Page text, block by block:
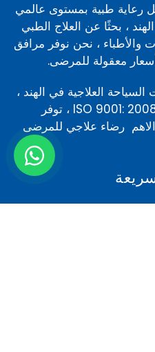
رعاية طبية بمستوى عالمي
، بحثًا عن العلاج الطبي
والأطباء ، نحن نوفر مرافق
معقولة للمرضى.
العلاجية في الهند ،
كيورانديا هي مؤسسة معتمدة ISO 9001: 2008 ، توفر
رضاء علاجي للمرضى